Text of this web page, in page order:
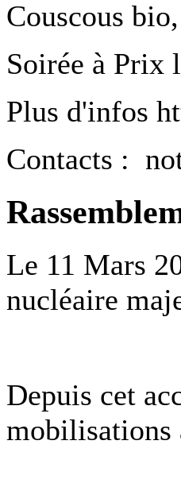
Couscous
Soirée à Prix
Plus d'infos
Contacts :
Le 11 Mars
nucléaire
Depuis cet
mobilisations